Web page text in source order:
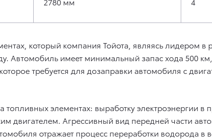
который компания Тойота, являясь лидером в
Автомобиль имеет минимальный запас хода 500
требуется для дозаправки автомобиля с
элементах: выработку электроэнергии в
двигателем. Агрессивный вид передней части
отражает процесс переработки водорода